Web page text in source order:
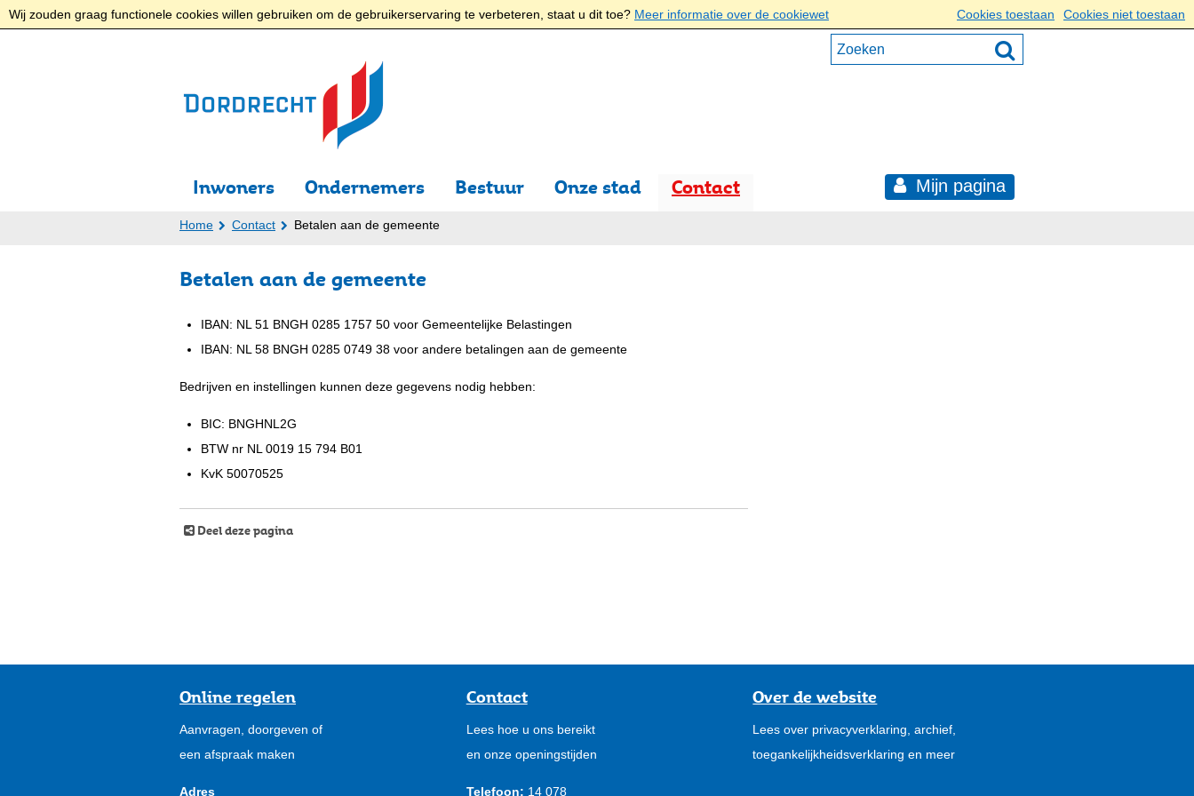
Wij zouden graag functionele cookies willen gebruiken om de gebruikerservaring te verbeteren, staat u dit toe? Meer informatie over de cookiewet Cookies toestaan Cookies niet toestaan
Inwoners Ondernemers Bestuur Onze stad Contact Mijn pagina
Home Contact Betalen aan de gemeente
Betalen aan de gemeente
IBAN: NL 51 BNGH 0285 1757 50 voor Gemeentelijke Belastingen
IBAN: NL 58 BNGH 0285 0749 38 voor andere betalingen aan de gemeente
Bedrijven en instellingen kunnen deze gegevens nodig hebben:
BIC: BNGHNL2G
BTW nr NL 0019 15 794 B01
KvK 50070525
Deel deze pagina
Online regelen
Aanvragen, doorgeven of
een afspraak maken
Adres
Contact
Lees hoe u ons bereikt
en onze openingstijden
Telefoon: 14 078
Over de website
Lees over privacyverklaring, archief,
toegankelijkheidsverklaring en meer